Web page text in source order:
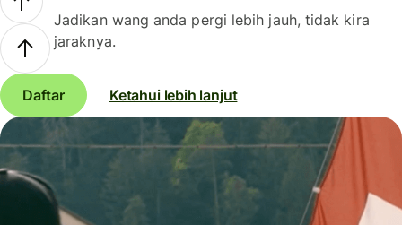
Jadikan wang anda pergi lebih jauh, tidak kira
jaraknya.
Daftar Ketahui lebih lanjut